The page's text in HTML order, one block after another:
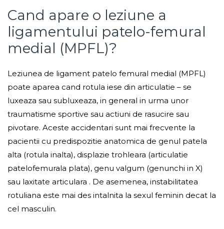
Cand apare o leziune a
ligamentului patelo-femural
medial (MPFL)?
Leziunea de ligament patelo femural medial (MPFL)
poate aparea cand rotula iese din articulatie – se
luxeaza sau subluxeaza, in general in urma unor
traumatisme sportive sau actiuni de rasucire sau
pivotare. Aceste accidentari sunt mai frecvente la
pacientii cu predispozitie anatomica de genul patela
alta (rotula inalta), displazie trohleara (articulatie
patelofemurala plata), genu valgum (genunchi in X)
sau laxitate articulara . De asemenea, instabilitatea
rotuliana este mai des intalnita la sexul feminin decat la
cel masculin.